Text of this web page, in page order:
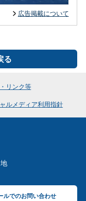
広告掲載について
る
リンク等
ルメディア利用指針
ルでのお問い合わせ